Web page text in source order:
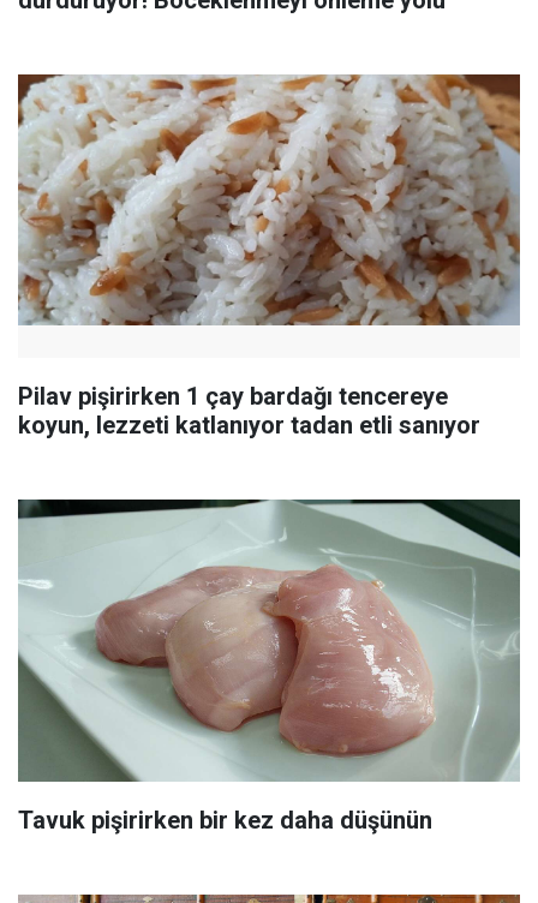
Pilav pişirirken 1 çay bardağı tencereye
koyun, lezzeti katlanıyor tadan etli sanıyor
Tavuk pişirirken bir kez daha düşünün